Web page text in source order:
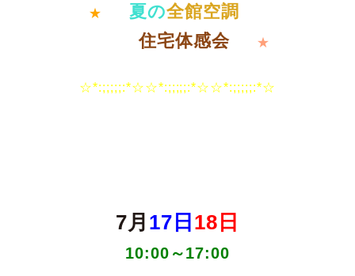
★ 夏の全館空調
住宅体感会
★
☆*:;;;;;:*☆☆*:;;;;;:*☆☆*:;;;;;:*☆
7月 17日 18日
10:00～17:00